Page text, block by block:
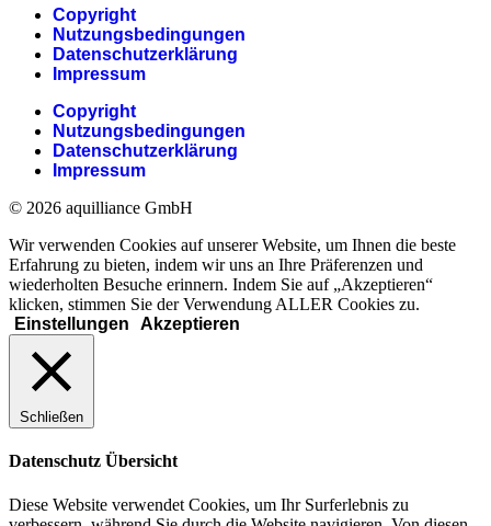
Copyright
Nutzungsbedingungen
Datenschutzerklärung
Impressum
Copyright
Nutzungsbedingungen
Datenschutzerklärung
Impressum
© 2026 aquilliance GmbH
Wir verwenden Cookies auf unserer Website, um Ihnen die beste
Erfahrung zu bieten, indem wir uns an Ihre Präferenzen und
wiederholten Besuche erinnern. Indem Sie auf „Akzeptieren“
klicken, stimmen Sie der Verwendung ALLER Cookies zu.
Einstellungen
Akzeptieren
Schließen
Datenschutz Übersicht
Diese Website verwendet Cookies, um Ihr Surferlebnis zu